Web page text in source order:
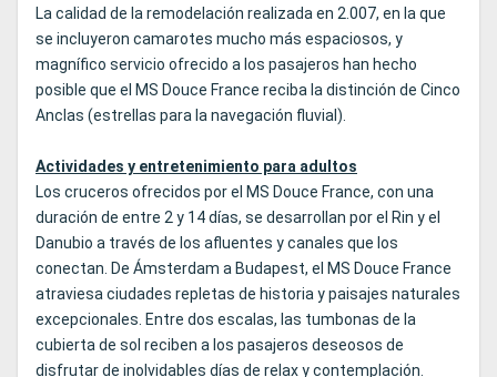
La calidad de la remodelación realizada en 2.007, en la que
se incluyeron camarotes mucho más espaciosos, y
magnífico servicio ofrecido a los pasajeros han hecho
posible que el MS Douce France reciba la distinción de Cinco
Anclas (estrellas para la navegación fluvial).
Actividades y entretenimiento para adultos
Los cruceros ofrecidos por el MS Douce France, con una
duración de entre 2 y 14 días, se desarrollan por el Rin y el
Danubio a través de los afluentes y canales que los
conectan. De Ámsterdam a Budapest, el MS Douce France
atraviesa ciudades repletas de historia y paisajes naturales
excepcionales. Entre dos escalas, las tumbonas de la
cubierta de sol reciben a los pasajeros deseosos de
disfrutar de inolvidables días de relax y contemplación.